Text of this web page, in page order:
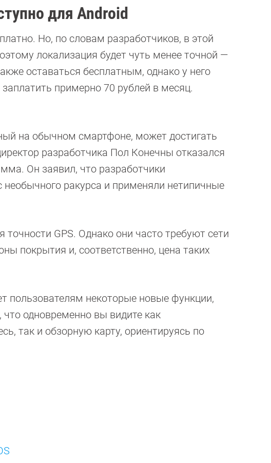
для Android
Но, по словам разработчиков, в этой
локализация будет чуть менее точной —
оставаться бесплатным, однако у него
примерно 70 рублей в месяц.
на обычном смартфоне, может достигать
разработчика Пол Конечны отказался
Он заявил, что разработчики
ракурса и применяли нетипичные
GPS. Однако они часто требуют сети
покрытия и, соответственно, цена таких
пользователям некоторые новые функции,
что одновременно вы видите как
так и обзорную карту, ориентируясь по